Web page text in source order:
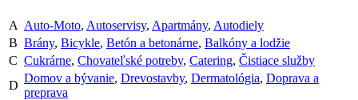
A Auto-Moto, Autoservisy, Apartmány, Autodiely
B Brány, Bicykle, Betón a betonárne, Balkóny a lodžie
C Cukrárne, Chovateľské potreby, Catering, Čistiace služby
D
Domov a bývanie, Drevostavby, Dermatológia, Doprava a
preprava